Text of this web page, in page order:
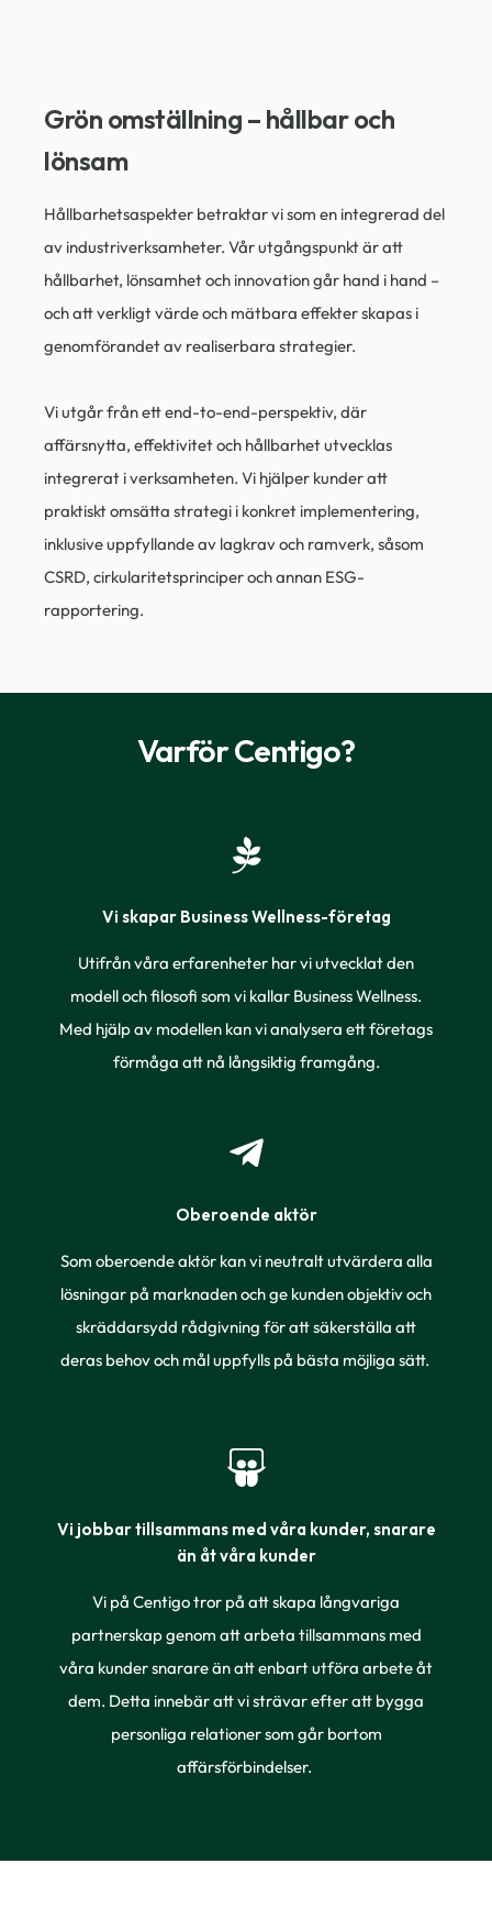
Grön omställning – hållbar och
lönsam​
Hållbarhetsaspekter betraktar vi som en integrerad del
av industriverksamheter. Vår utgångspunkt är att
hållbarhet, lönsamhet och innovation går hand i hand –
och att verkligt värde och mätbara effekter skapas i
genomförandet av realiserbara strategier.
Vi utgår från ett end-to-end-perspektiv, där
affärsnytta, effektivitet och hållbarhet utvecklas
integrerat i verksamheten. Vi hjälper kunder att
praktiskt omsätta strategi i konkret implementering,
inklusive uppfyllande av lagkrav och ramverk, såsom
CSRD, cirkularitetsprinciper och annan ESG-
rapportering.
Varför Centigo?
Vi skapar Business Wellness-företag
Utifrån våra erfarenheter har vi utvecklat den
modell och filosofi som vi kallar Business Wellness.
Med hjälp av modellen kan vi analysera ett företags
förmåga att nå långsiktig framgång.
Oberoende aktör
Som oberoende aktör kan vi neutralt utvärdera alla
lösningar på marknaden och ge kunden objektiv och
skräddarsydd rådgivning för att säkerställa att
deras behov och mål uppfylls på bästa möjliga sätt.
Vi jobbar tillsammans med våra kunder, snarare
än åt våra kunder
Vi på Centigo tror på att skapa långvariga
partnerskap genom att arbeta tillsammans med
våra kunder snarare än att enbart utföra arbete åt
dem. Detta innebär att vi strävar efter att bygga
personliga relationer som går bortom
affärsförbindelser.